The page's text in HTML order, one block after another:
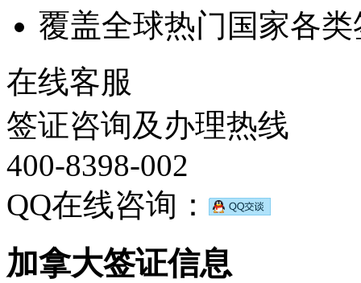
覆盖全球热门国家各类
在线客服
签证咨询及办理热线
400-8398-002
QQ在线咨询：
加拿大签证信息